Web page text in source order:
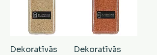
Dekoratīvās
Dekoratīvās